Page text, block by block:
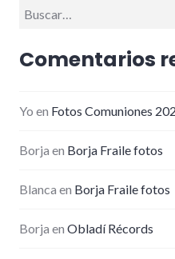
Buscar:
Comentarios
Yo en Fotos Comuniones
Borja en Borja Fraile fotos
Blanca en Borja Fraile fotos
Borja en Obladí Récords